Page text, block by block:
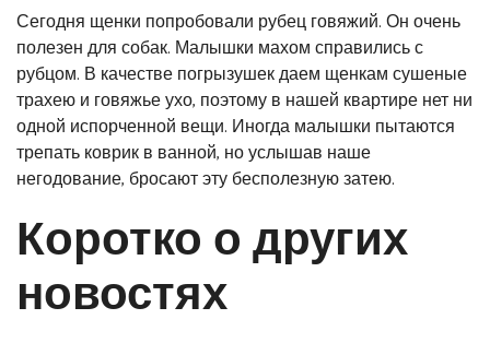
Сегодня щенки попробовали рубец говяжий. Он очень
полезен для собак. Малышки махом справились с
рубцом. В качестве погрызушек даем щенкам сушеные
трахею и говяжье ухо, поэтому в нашей квартире нет ни
одной испорченной вещи. Иногда малышки пытаются
трепать коврик в ванной, но услышав наше
негодование, бросают эту бесполезную затею.
Коротко о других
новостях